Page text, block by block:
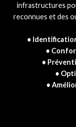
infrastructures
reconnues et des
•
•
•
•
•